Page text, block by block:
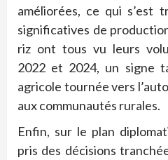
améliorées, ce qui s’est
significatives de
riz ont tous vu leurs
2022 et 2024, un signe
agricole tournée vers
aux communautés rurales.
Enfin, sur le plan
pris des décisions